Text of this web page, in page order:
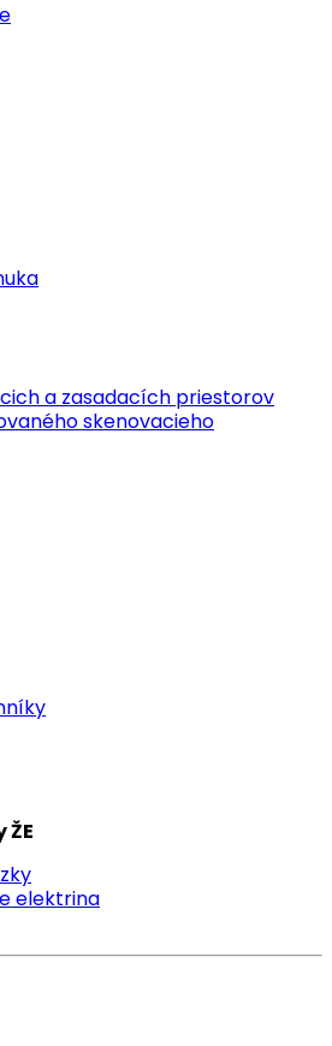
a zasadacích priestorov
skenovacieho
elektrina